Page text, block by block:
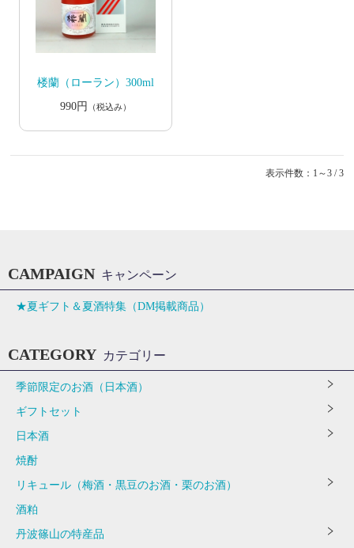
楼蘭（ローラン）300ml
990円
（税込み）
表示件数：1～3 / 3
CAMPAIGN キャンペーン
★夏ギフト＆夏酒特集（DM掲載商品）
CATEGORY カテゴリー
季節限定のお酒（日本酒）
ギフトセット
日本酒
焼酎
リキュール（梅酒・黒豆のお酒・栗のお酒）
酒粕
丹波篠山の特産品